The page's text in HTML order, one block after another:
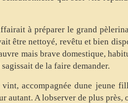
à préparer le grand
être nettoyé, revêtu et bien
mais brave domestique,
de la faire demander.
accompagnée dune jeune
autant. A lobserver de plus